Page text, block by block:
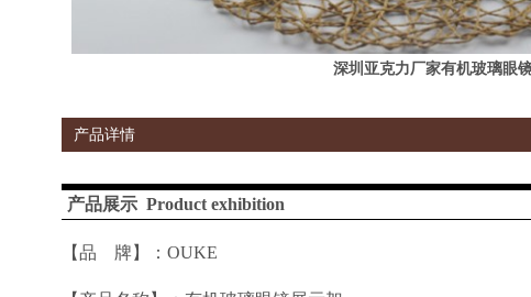
深圳亚克力厂家有机玻璃眼
产品详情
产品展示 Product exhibition
【品 牌】： OUKE